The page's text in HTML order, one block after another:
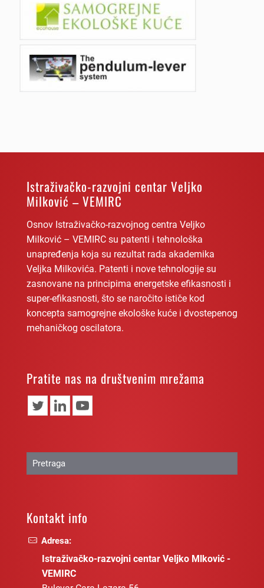
Istraživačko-razvojni centar Veljko
Milković – VEMIRC
Osnov Istraživačko-razvojnog centra Veljko
Milković – VEMIRC su patenti i tehnološka
unapređenja koja su rezultat rada akademika
Veljka Milkovića. Patenti i nove tehnologije su
zasnovane na principima energetske efikasnosti i
super-efikasnosti, što se naročito ističe kod
koncepta samogrejne ekološke kuće i dvostepenog
mehaničkog oscilatora.
Pratite nas na društvenim mrežama
Kontakt info
Adresa:
Istraživačko-razvojni centar Veljko Mlković -
VEMIRC